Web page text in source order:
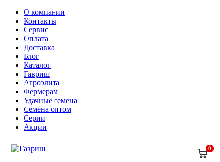
О компании
Контакты
Сервис
Оплата
Доставка
Блог
Каталог
Гавриш
Агроэлита
Фермерам
Удачные семена
Семена оптом
Серии
Акции
0